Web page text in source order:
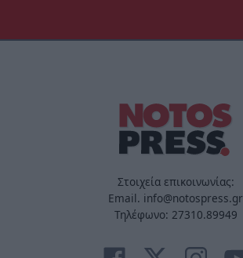
Στοιχεία επικοινωνίας:
Email. info@notospress.gr
Τηλέφωνο: 27310.89949